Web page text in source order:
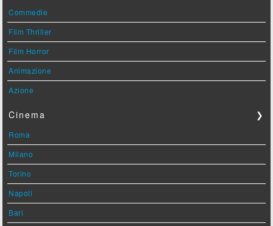
Commedie
Film Thriller
Film Horror
Animazione
Azione
Cinema ❯
Roma
Milano
Torino
Napoli
Bari